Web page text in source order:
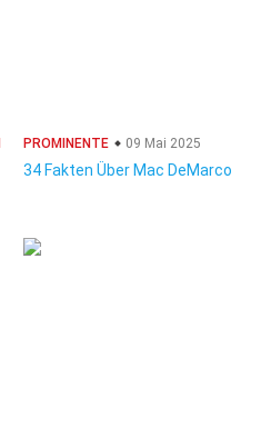
PROMINENTE 09 Mai 2025
34 Fakten Über Mac DeMarco